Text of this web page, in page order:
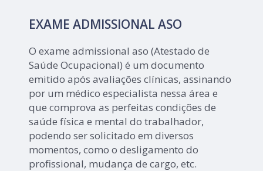
EXAME ADMISSIONAL ASO
O exame admissional aso (Atestado de
Saúde Ocupacional) é um documento
emitido após avaliações clínicas, assinando
por um médico especialista nessa área e
que comprova as perfeitas condições de
saúde física e mental do trabalhador,
podendo ser solicitado em diversos
momentos, como o desligamento do
profissional, mudança de cargo, etc.